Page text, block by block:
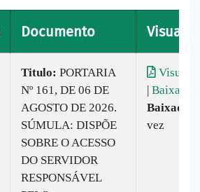
Documento
Titulo: PORTARIA
Nº 161, DE 06 DE
AGOSTO DE 2026.
SÚMULA: DISPÕE
SOBRE O ACESSO
DO SERVIDOR
RESPONSÁVEL
| Baixar
Baixado:
vez